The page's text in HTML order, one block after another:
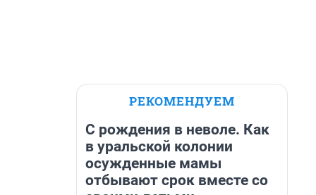
РЕКОМЕНДУЕМ
С рождения в неволе. Как
в уральской колонии
осужденные мамы
отбывают срок вместе со